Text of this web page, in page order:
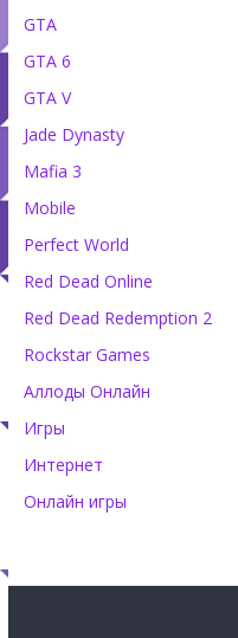
GTA
GTA 6
GTA V
Jade Dynasty
Mafia 3
Mobile
Perfect World
Red Dead Online
Red Dead Redemption 2
Rockstar Games
Аллоды Онлайн
Игры
Интернет
Онлайн игры